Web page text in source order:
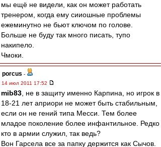
мы ещё не видели, как он может работать
тренером, когда ему сииошные проблемы
ежеминутно не бьют ключом по голове.
Больше не буду так много писать, тупо
накипело.
Чмоки.
porcus -
14 июл 2011 17:52
mib83 , не в защиту именно Карпина, но игрок в
18-21 лет априори не может быть стабильным,
если он не гений типа Месси. Тем более
младое поколение более инфантильное. Редко
кто в армии служил, так ведь?
Вон Гарсела все за папку держится как Сычов.